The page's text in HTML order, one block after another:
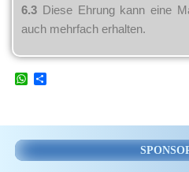
6.3 Diese Ehrung kann eine
auch mehrfach erhalten.
W
s
A
p
e
n